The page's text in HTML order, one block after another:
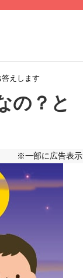
えします
の？と
※一部に広告表示